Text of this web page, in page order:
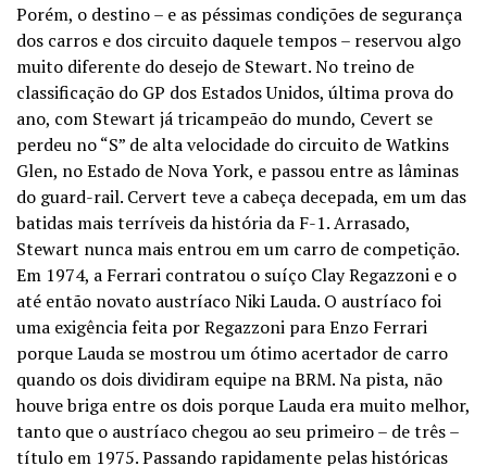
Porém, o destino – e as péssimas condições de segurança
dos carros e dos circuito daquele tempos – reservou algo
muito diferente do desejo de Stewart. No treino de
classificação do GP dos Estados Unidos, última prova do
ano, com Stewart já tricampeão do mundo, Cevert se
perdeu no “S” de alta velocidade do circuito de Watkins
Glen, no Estado de Nova York, e passou entre as lâminas
do guard-rail. Cervert teve a cabeça decepada, em um das
batidas mais terríveis da história da F-1. Arrasado,
Stewart nunca mais entrou em um carro de competição.
Em 1974, a Ferrari contratou o suíço Clay Regazzoni e o
até então novato austríaco Niki Lauda. O austríaco foi
uma exigência feita por Regazzoni para Enzo Ferrari
porque Lauda se mostrou um ótimo acertador de carro
quando os dois dividiram equipe na BRM. Na pista, não
houve briga entre os dois porque Lauda era muito melhor,
tanto que o austríaco chegou ao seu primeiro – de três –
título em 1975. Passando rapidamente pelas históricas